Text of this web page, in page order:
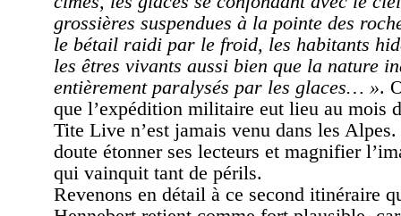
grossières suspendues à la pointe des
le bétail raidi par le froid, les habitants
les êtres vivants aussi bien que la nature
entièrement paralysés par les glaces… ».
que l’expédition militaire eut lieu au mois
Tite Live n’est jamais venu dans les
doute étonner ses lecteurs et magnifier
qui vainquit tant de périls.
Revenons en détail à ce second itinéraire